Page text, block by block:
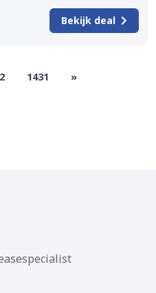
Bekijk deal
2 1431 »